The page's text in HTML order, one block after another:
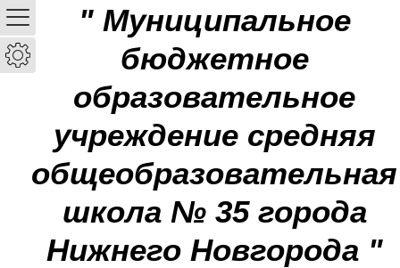
" Муниципальное
бюджетное
образовательное
учреждение средняя
общеобразовательная
школа № 35 города
Нижнего Новгорода "